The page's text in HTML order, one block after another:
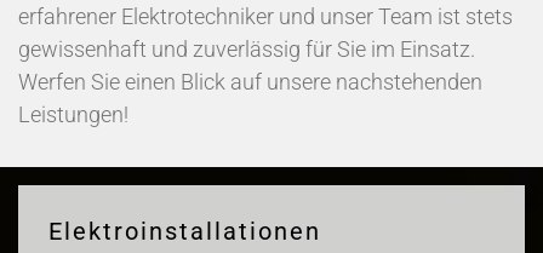
erfahrener Elektrotechniker und unser Team ist stets
gewissenhaft und zuverlässig für Sie im Einsatz.
Werfen Sie einen Blick auf unsere nachstehenden
Leistungen!
Elektroinstallationen